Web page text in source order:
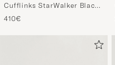
Cufflinks StarWalker Black
Cosmos
410€